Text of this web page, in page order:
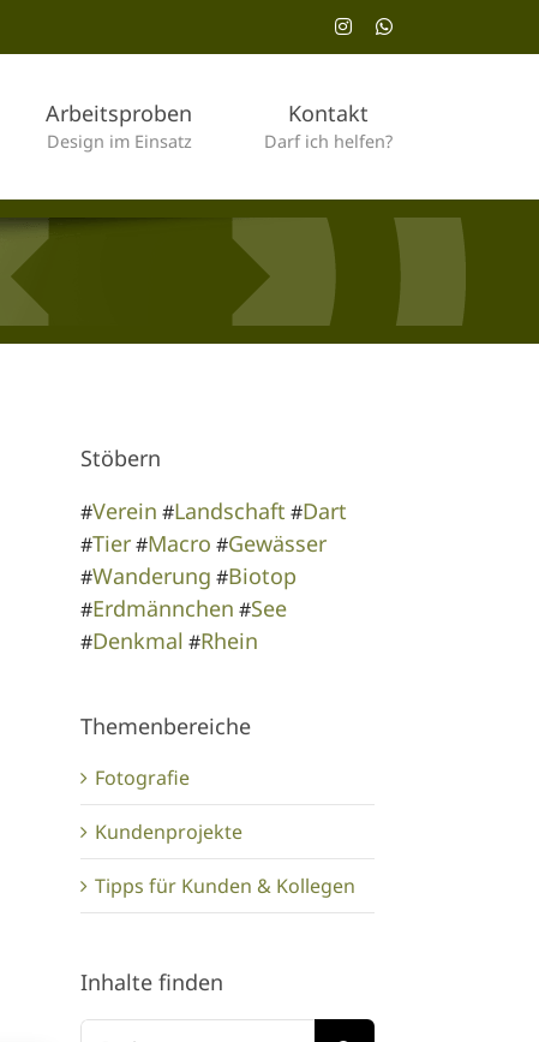
InstagramWhatsApp
Arbeitsproben
Design im Einsatz
Kontakt
Darf ich helfen?
Stöbern
#Verein #Landschaft #Dart
#Tier#Macro #Gewässer
#Wanderung #Biotop
#Erdmännchen #See
#Denkmal #Rhein
Themenbereiche
Fotografie
Kundenprojekte
Tipps für Kunden & Kollegen
Inhalte finden
Suche